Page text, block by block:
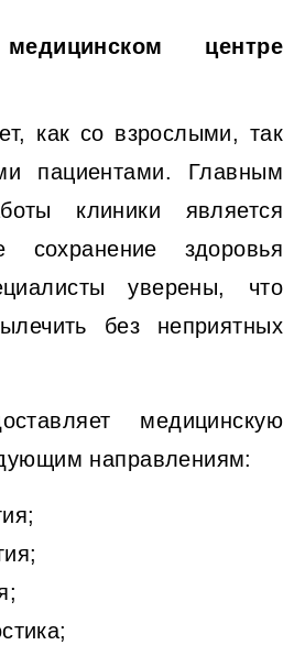
центре
как со взрослыми, так
пациентами. Главным
клиники является
сохранение здоровья
уверены, что
без неприятных
медицинскую
направлениям: